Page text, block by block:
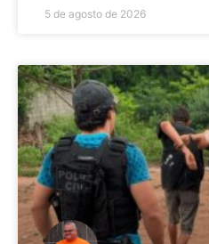
5 de agosto de 2026